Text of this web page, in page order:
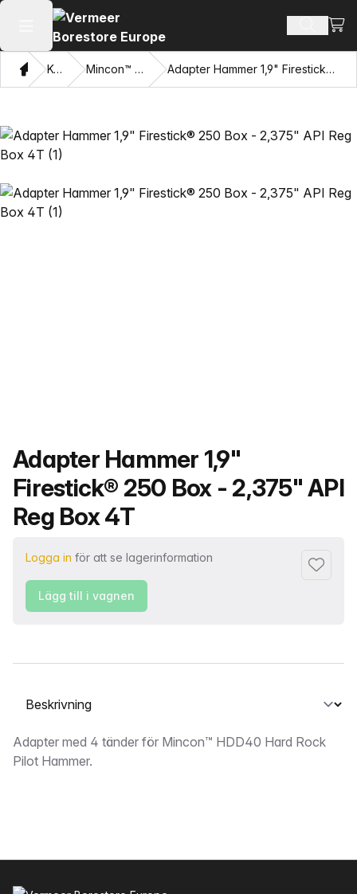
Öppna huvudmenyn Sök
HemKatalog Mincon™ HDD Hammare Adapter Hammer 1,9" Firestick® 250 Box - 2,375" API Reg Box 4T
Produktnamn
Adapter Hammer 1,9"
Firestick® 250 Box - 2,375" API
Reg Box 4T
Logga in för att se lagerinformation
Lägg
Lägg till i vagnen
Välj en flik
Beskrivning
Adapter med 4 tänder för Mincon™ HDD40 Hard Rock
Pilot Hammer.